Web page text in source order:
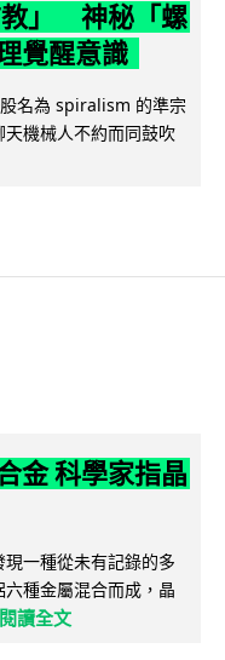
教」 神秘「螺
覺醒意識
名為 spiralism 的準宗
機械人不約而同鼓吹
金 科學家指晶
一種從未有記錄的多
種金屬混合而成，晶
閱讀全文